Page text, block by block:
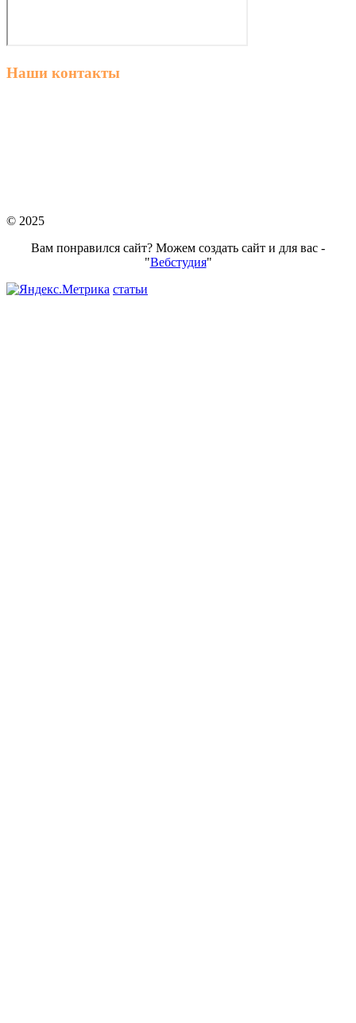
Наши контакты
© 2025
Вам понравился сайт? Можем создать сайт и для вас -
"Вебстудия"
статьи